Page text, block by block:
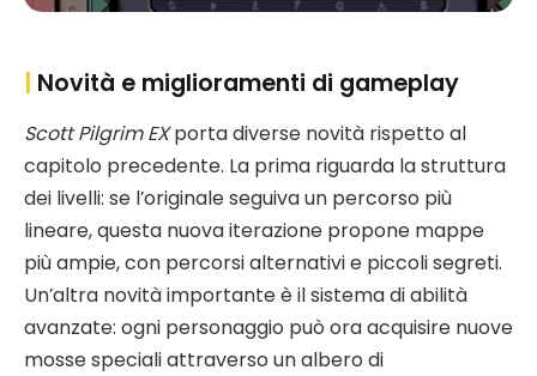
| Novità e miglioramenti di gameplay
Scott Pilgrim EXporta diverse novità rispetto al
capitolo precedente. La prima riguarda la struttura
dei livelli: se l’originale seguiva un percorso più
lineare, questa nuova iterazione propone mappe
più ampie, con percorsi alternativi e piccoli segreti.
Un’altra novità importante è il sistema di abilità
avanzate: ogni personaggio può ora acquisire nuove
mosse speciali attraverso un albero di